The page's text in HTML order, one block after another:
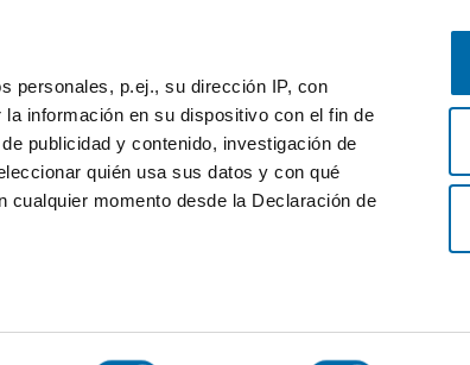
personales, p.ej., su dirección IP, con
información en su dispositivo con el fin de
publicidad y contenido, investigación de
quién usa sus datos y con qué
cualquier momento desde la Declaración de
accesible únicamente como página de consulta.
*
*
*
*
*
público
(((((
Limpieza